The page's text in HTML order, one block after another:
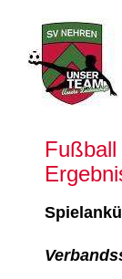
springen